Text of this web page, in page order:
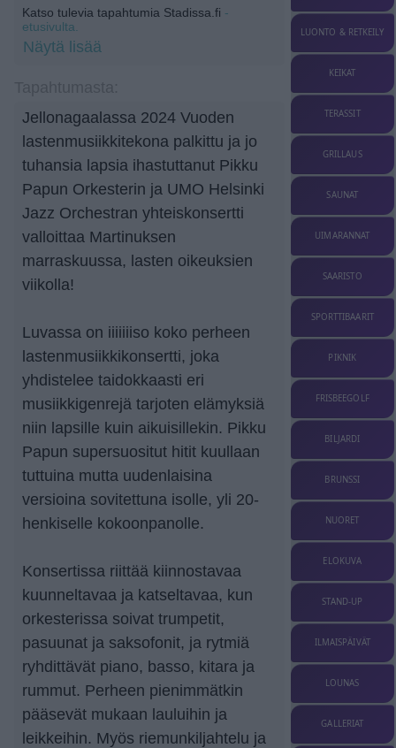
Katso tulevia tapahtumia Stadissa.fi -
etusivulta.
Näytä lisää
Jellonagaalassa 2024 Vuoden
lastenmusiikkitekona palkittu ja jo
tuhansia lapsia ihastuttanut Pikku
Papun Orkesterin ja UMO Helsinki
Jazz Orchestran yhteiskonsertti
valloittaa Martinuksen
marraskuussa, lasten oikeuksien
viikolla!
Luvassa on iiiiiiiso koko perheen
lastenmusiikkikonsertti, joka
yhdistelee taidokkaasti eri
musiikkigenrejä tarjoten elämyksiä
niin lapsille kuin aikuisillekin. Pikku
Papun supersuositut hitit kuullaan
tuttuina mutta uudenlaisina
versioina sovitettuna isolle, yli 20-
henkiselle kokoonpanolle.
Konsertissa riittää kiinnostavaa
kuunneltavaa ja katseltavaa, kun
orkesterissa soivat trumpetit,
pasuunat ja saksofonit, ja rytmiä
ryhdittävät piano, basso, kitara ja
rummut. Perheen pienimmätkin
pääsevät mukaan lauluihin ja
leikkeihin. Myös riemunkiljahtelu ja
LUONTO & RETKEILY
KEIKAT
TERASSIT
GRILLAUS
SAUNAT
UIMARANNAT
SAARISTO
SPORTTIBAARIT
PIKNIK
FRISBEEGOLF
BILJARDI
BRUNSSI
NUORET
ELOKUVA
STAND-UP
ILMAISPÄIVÄT
LOUNAS
GALLERIAT